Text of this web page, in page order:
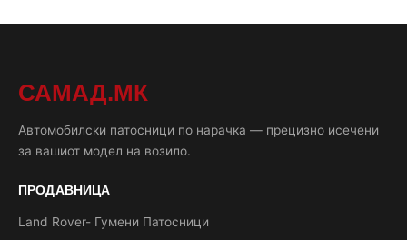
САМАД.МК
Автомобилски патосници по нарачка — прецизно исечени
за вашиот модел на возило.
ПРОДАВНИЦА
Land Rover- Гумени Патосници